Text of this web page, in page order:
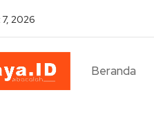
2026
Beranda